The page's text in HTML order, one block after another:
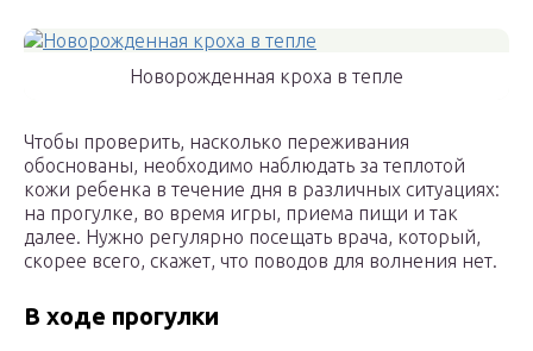
Новорожденная кроха в тепле
Чтобы проверить, насколько переживания
обоснованы, необходимо наблюдать за теплотой
кожи ребенка в течение дня в различных ситуациях:
на прогулке, во время игры, приема пищи и так
далее. Нужно регулярно посещать врача, который,
скорее всего, скажет, что поводов для волнения нет.
В ходе прогулки